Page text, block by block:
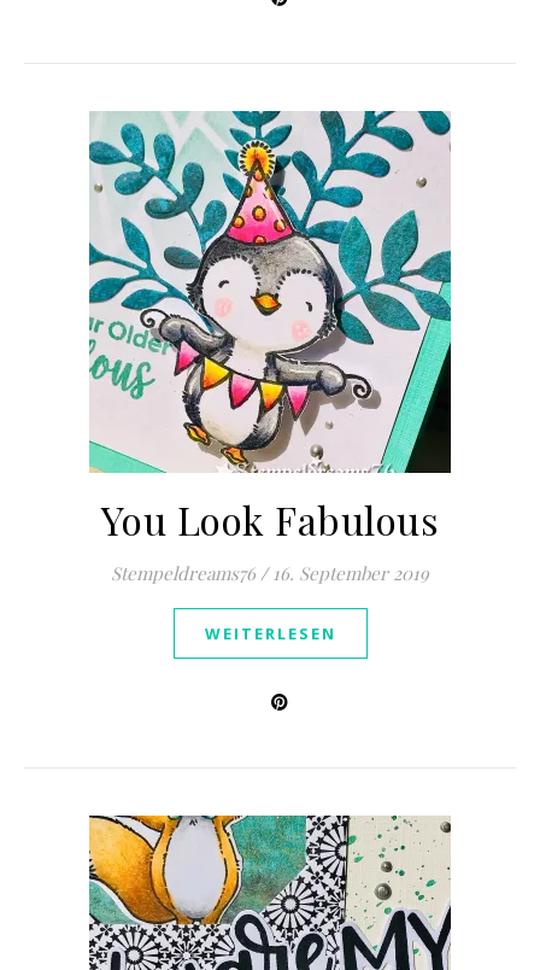
You Look Fabulous
Stempeldreams76 / 16. September 2019
WEITERLESEN